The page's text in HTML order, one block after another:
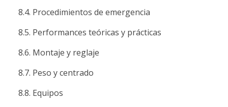
8.4. Procedimientos de emergencia
8.5. Performances teóricas y prácticas
8.6. Montaje y reglaje
8.7. Peso y centrado
8.8. Equipos